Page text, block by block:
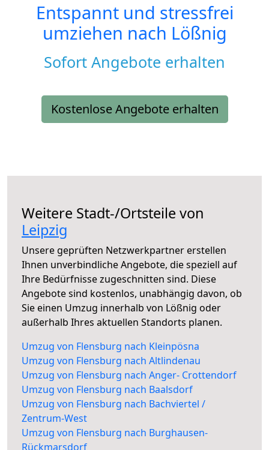
Entspannt und stressfrei
umziehen nach Lößnig
Sofort Angebote erhalten
Kostenlose Angebote erhalten
Weitere Stadt-/Ortsteile von
Leipzig
Unsere geprüften Netzwerkpartner erstellen
Ihnen unverbindliche Angebote, die speziell auf
Ihre Bedürfnisse zugeschnitten sind. Diese
Angebote sind kostenlos, unabhängig davon, ob
Sie einen Umzug innerhalb von Lößnig oder
außerhalb Ihres aktuellen Standorts planen.
Umzug von Flensburg nach Kleinpösna
Umzug von Flensburg nach Altlindenau
Umzug von Flensburg nach Anger- Crottendorf
Umzug von Flensburg nach Baalsdorf
Umzug von Flensburg nach Bachviertel /
Zentrum-West
Umzug von Flensburg nach Burghausen-
Rückmarsdorf